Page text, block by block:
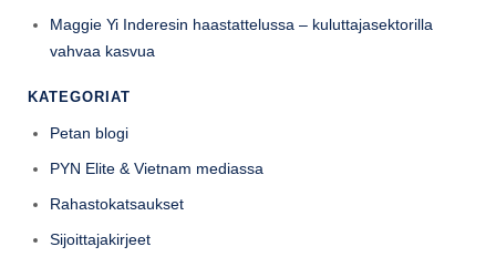
Maggie Yi Inderesin haastattelussa – kuluttajasektorilla
vahvaa kasvua
KATEGORIAT
Petan blogi
PYN Elite & Vietnam mediassa
Rahastokatsaukset
Sijoittajakirjeet